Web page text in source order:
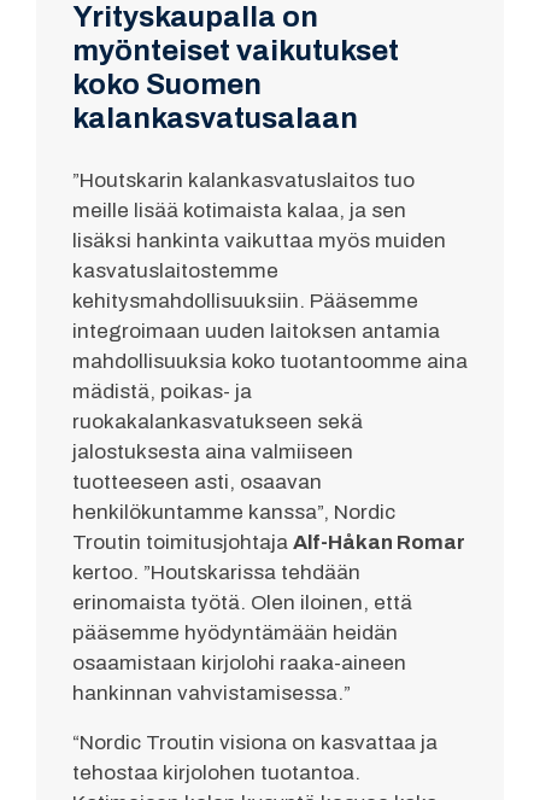
Yrityskaupalla on
myönteiset vaikutukset
koko Suomen
kalankasvatusalaan
”Houtskarin kalankasvatuslaitos tuo
meille lisää kotimaista kalaa, ja sen
lisäksi hankinta vaikuttaa myös muiden
kasvatuslaitostemme
kehitysmahdollisuuksiin. Pääsemme
integroimaan uuden laitoksen antamia
mahdollisuuksia koko tuotantoomme aina
mädistä, poikas- ja
ruokakalankasvatukseen sekä
jalostuksesta aina valmiiseen
tuotteeseen asti, osaavan
henkilökuntamme kanssa”, Nordic
Troutin toimitusjohtaja Alf-Håkan Romar
kertoo. ”Houtskarissa tehdään
erinomaista työtä. Olen iloinen, että
pääsemme hyödyntämään heidän
osaamistaan kirjolohi raaka-aineen
hankinnan vahvistamisessa.”
“Nordic Troutin visiona on kasvattaa ja
tehostaa kirjolohen tuotantoa.